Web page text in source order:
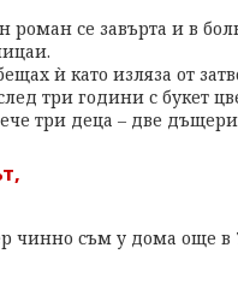
се завърта и в
ѝ като изляза от
три години с букет
три деца – две
чинно съм у дома още в